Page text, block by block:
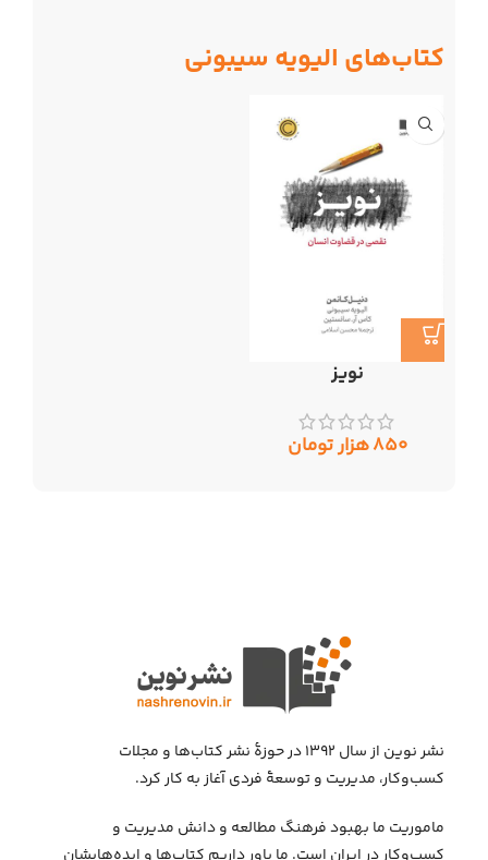
کتاب‌های الیویه سیبونی
نویز
۸۵۰هزار تومان
نشر نوین از سال ۱۳۹۲ در حوزهٔ نشر کتاب‌ها و مجلات
کسب‌وکار، مدیریت و توسعهٔ فردی آغاز به کار کرد.
ماموریت ما بهبود فرهنگ مطالعه و دانش مدیریت و